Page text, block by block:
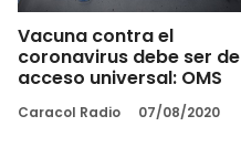
Vacuna contra el
coronavirus debe ser de
acceso universal: OMS
Caracol Radio 07/08/2020